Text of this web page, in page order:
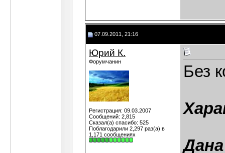
07.09.2011, 21:16
Юрий К.
Форумчанин
Регистрация: 09.03.2007
Сообщений: 2,815
Сказал(а) спасибо: 525
Поблагодарили 2,297 раз(а) в
1,171 сообщениях
Без